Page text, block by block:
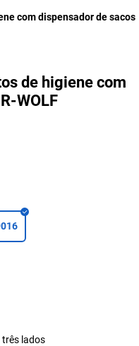
com dispensador de sacos
de higiene com
WOLF
três lados